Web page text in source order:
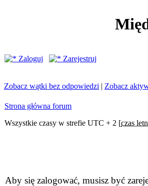
Zaloguj
Zarejestruj
Zobacz wątki bez odpowiedzi | Zobacz
Strona główna forum
Wszystkie czasy w strefie UTC + 2 [czas
Aby się zalogować, musisz być